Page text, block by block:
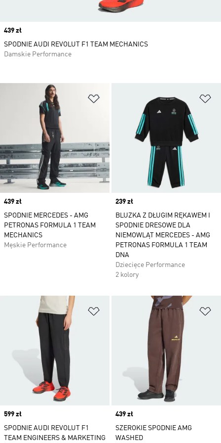
Dodaj do listy życzeń
Price
439 zł
SPODNIE MERCEDES - AMG
PETRONAS FORMULA 1 TEAM
MECHANICS
Męskie Performance
Price
239 zł
BLUZKA Z DŁUGIM RĘKAWEM I
SPODNIE DRESOWE DLA
NIEMOWLĄT MERCEDES - AMG
PETRONAS FORMULA 1 TEAM
DNA
Dziecięce Performance
2 kolory
Dodaj do listy życzeń
Price
599 zł
SPODNIE AUDI REVOLUT F1
TEAM ENGINEERS & MARKETING
Price
439 zł
SZEROKIE SPODNIE AMG
WASHED
Price
439 zł
SPODNIE AUDI REVOLUT F1 TEAM MECHANICS
Damskie Performance